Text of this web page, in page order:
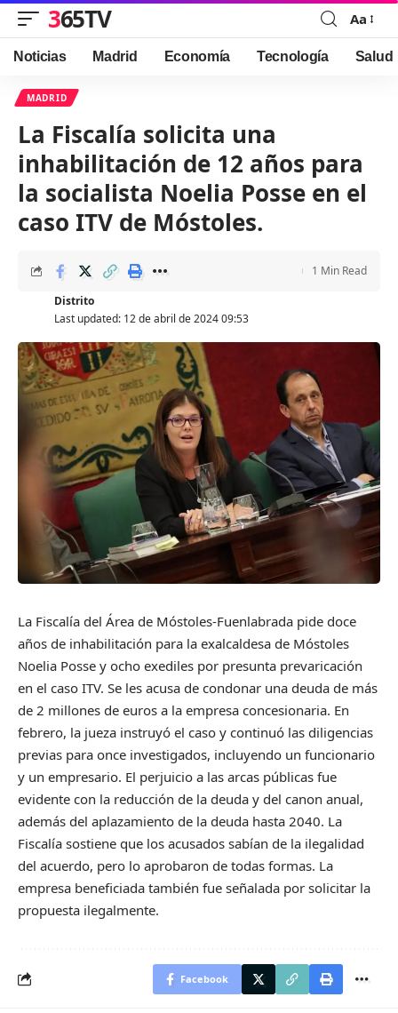
365TV
Font
Resizer
Aa
Noticias Madrid Economía Tecnología Salud
MADRID
La Fiscalía solicita una
inhabilitación de 12 años para
la socialista Noelia Posse en el
caso ITV de Móstoles.
Last updated: 12 de abril de 2024 09:53
Distrito
1 Min Read
La Fiscalía del Área de Móstoles-Fuenlabrada pide doce
años de inhabilitación para la exalcaldesa de Móstoles
Noelia Posse y ocho exediles por presunta prevaricación
en el caso ITV. Se les acusa de condonar una deuda de más
de 2 millones de euros a la empresa concesionaria. En
febrero, la jueza instruyó el caso y continuó las diligencias
previas para once investigados, incluyendo un funcionario
y un empresario. El perjuicio a las arcas públicas fue
evidente con la reducción de la deuda y del canon anual,
además del aplazamiento de la deuda hasta 2040. La
Fiscalía sostiene que los acusados sabían de la ilegalidad
del acuerdo, pero lo aprobaron de todas formas. La
empresa beneficiada también fue señalada por solicitar la
propuesta ilegalmente.
Facebook